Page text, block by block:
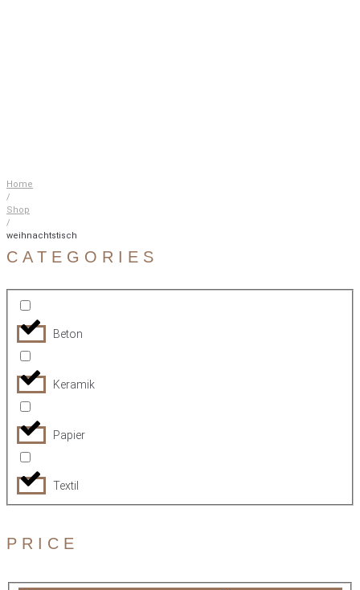
Home
/
Shop
/
weihnachtstisch
CATEGORIES
Beton
Keramik
Papier
Textil
PRICE